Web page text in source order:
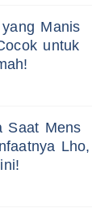
Manis
untuk
Saat Mens
Lho,